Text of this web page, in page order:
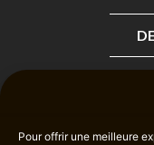
Pour offrir une meilleure